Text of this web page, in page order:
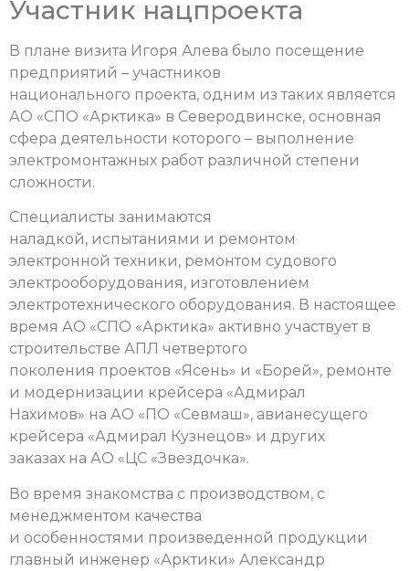
Участник нацпроекта
В плане визита Игоря Алева было посещение
предприятий – участников
национального проекта, одним из таких является
АО «СПО «Арктика» в Северодвинске, основная
сфера деятельности которого – выполнение
электромонтажных работ различной степени
сложности.
Специалисты занимаются
наладкой, испытаниями и ремонтом
электронной техники, ремонтом судового
электрооборудования, изготовлением
электротехнического оборудования. В настоящее
время АО «СПО «Арктика» активно участвует в
строительстве АПЛ четвертого
поколения проектов «Ясень» и «Борей», ремонте
и модернизации крейсера «Адмирал
Нахимов» на АО «ПО «Севмаш», авианесущего
крейсера «Адмирал Кузнецов» и других
заказах на АО «ЦС «Звездочка».
Во время знакомства с производством, с
менеджментом качества
и особенностями произведенной продукции
главный инженер «Арктики» Александр